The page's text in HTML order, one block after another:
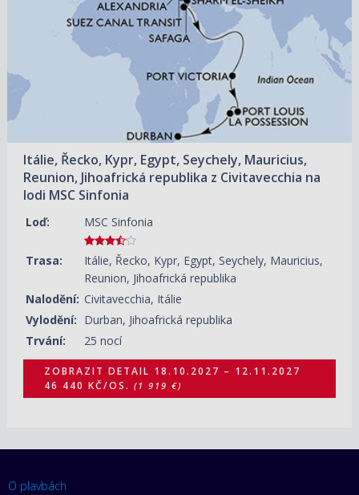
Itálie, Řecko, Kypr, Egypt, Seychely, Mauricius,
Reunion, Jihoafrická republika z Civitavecchia na
lodi MSC Sinfonia
Loď: MSC Sinfonia
Trasa:
Itálie, Řecko, Kypr, Egypt, Seychely, Mauricius,
Reunion, Jihoafrická republika
Nalodění: Civitavecchia, Itálie
Vylodění: Durban, Jihoafrická republika
Trvání:
25 nocí
ZOBRAZIT DETAIL 18.10.2027 – 12.11.2027
46 440 KČ/OS. (1 919 €)
O plavbách